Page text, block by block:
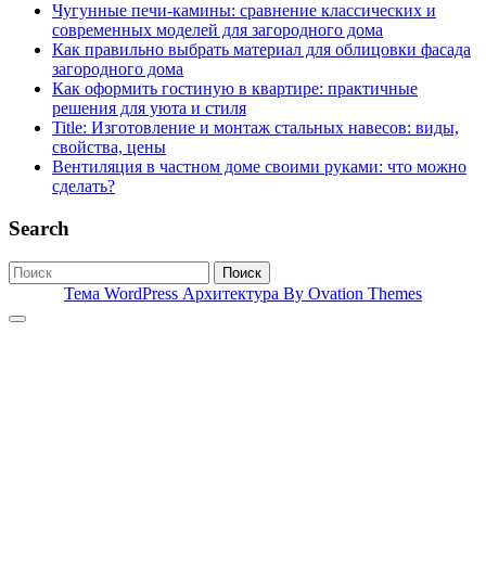
Чугунные печи-камины: сравнение классических и
современных моделей для загородного дома
Как правильно выбрать материал для облицовки фасада
загородного дома
Как оформить гостиную в квартире: практичные
решения для уюта и стиля
Title: Изготовление и монтаж стальных навесов: виды,
свойства, цены
Вентиляция в частном доме своими руками: что можно
сделать?
Search
Поиск
Тема WordPress Архитектура By Ovation Themes